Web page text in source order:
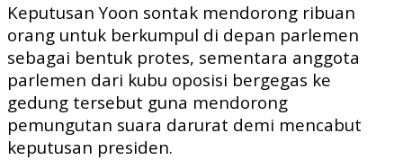
Keputusan Yoon sontak mendorong ribuan
orang untuk berkumpul di depan parlemen
sebagai bentuk protes, sementara anggota
parlemen dari kubu oposisi bergegas ke
gedung tersebut guna mendorong
pemungutan suara darurat demi mencabut
keputusan presiden.